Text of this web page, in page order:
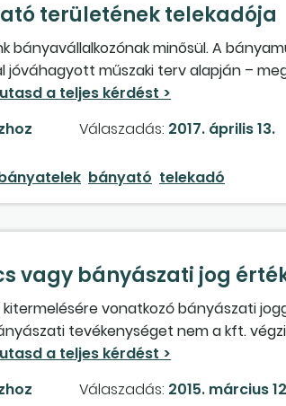
területének telekadója
bányavállalkozónak minősül. A
műszaki terv alapján –
bányászati tevékenység még folyik.
nem tartozik 2017-től a helyi
Válaszadás: 2017. április 13.
bányató telekadó
vagy bányászati jog
kitermelésére vonatkozó bányászati
tevékenységet nem a kft.
vállalkozásnak. A kitermelt kavics
töredékéért, mivel a kitermelés
kavics értékesítése történik,
Válaszadás: 2015. március